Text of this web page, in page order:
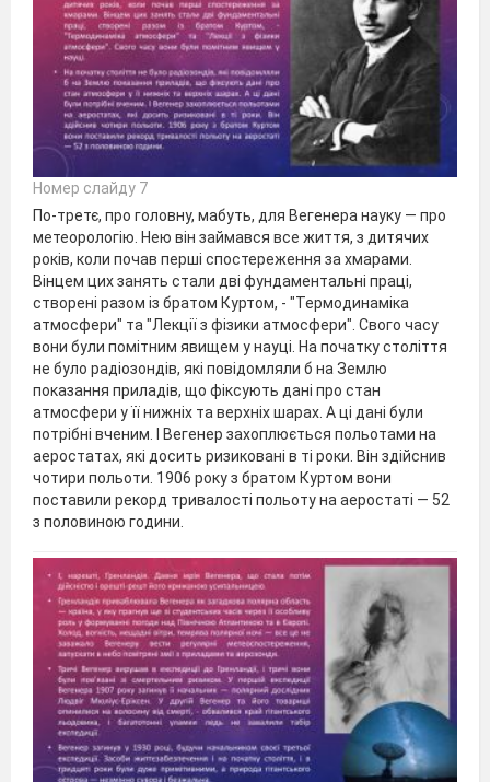
Номер слайду 7
По-третє, про головну, мабуть, для Вегенера науку — про
метеорологію. Нею він займався все життя, з дитячих
років, коли почав перші спостереження за хмарами.
Вінцем цих занять стали дві фундаментальні праці,
створені разом із братом Куртом, - "Термодинаміка
атмосфери" та "Лекції з фізики атмосфери". Свого часу
вони були помітним явищем у науці. На початку століття
не було радіозондів, які повідомляли б на Землю
показання приладів, що фіксують дані про стан
атмосфери у її нижніх та верхніх шарах. А ці дані були
потрібні вченим. І Вегенер захоплюється польотами на
аеростатах, які досить ризиковані в ті роки. Він здійснив
чотири польоти. 1906 року з братом Куртом вони
поставили рекорд тривалості польоту на аеростаті — 52
з половиною години.